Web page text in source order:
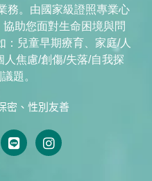
務。由國家級證照專業心
助您面對生命困境與問
：兒童早期療育、家庭/人
人焦慮/創傷/失落/自我探
題。
密、性別友善